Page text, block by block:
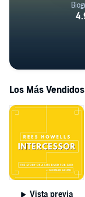
Los Más Vendidos
Vista previa